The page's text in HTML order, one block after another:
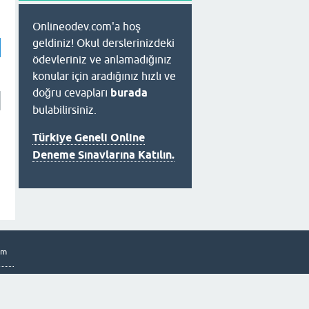
Onlineodev.com'a hoş
geldiniz! Okul derslerinizdeki
ödevleriniz ve anlamadığınız
konular için aradığınız hızlı ve
doğru cevapları burada
bulabilirsiniz.
Türkiye Geneli Online
Deneme Sınavlarına Katılın.